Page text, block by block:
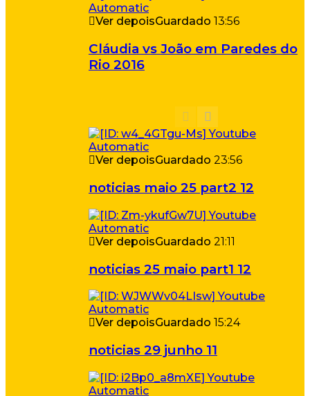
Ver depoisGuardado 13:56
Cláudia vs João em Paredes do
Rio 2016
Ver depoisGuardado 23:56
noticias maio 25 part2 12
Ver depoisGuardado 21:11
noticias 25 maio part1 12
Ver depoisGuardado 15:24
noticias 29 junho 11